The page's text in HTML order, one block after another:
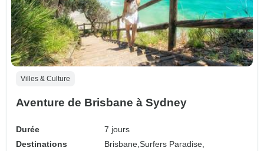
Villes & Culture
Aventure de Brisbane à Sydney
Durée
7 jours
Destinations
Brisbane,Surfers Paradise,